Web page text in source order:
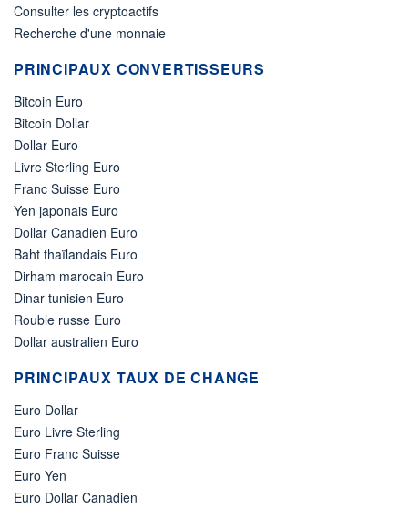
Consulter les cryptoactifs
Recherche d'une monnaie
PRINCIPAUX CONVERTISSEURS
Bitcoin Euro
Bitcoin Dollar
Dollar Euro
Livre Sterling Euro
Franc Suisse Euro
Yen japonais Euro
Dollar Canadien Euro
Baht thaïlandais Euro
Dirham marocain Euro
Dinar tunisien Euro
Rouble russe Euro
Dollar australien Euro
PRINCIPAUX TAUX DE CHANGE
Euro Dollar
Euro Livre Sterling
Euro Franc Suisse
Euro Yen
Euro Dollar Canadien